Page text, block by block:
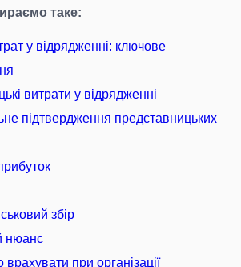
таке:
у відрядженні: ключове
витрати у відрядженні
підтвердження представницьких
збір
нюанс
при організації